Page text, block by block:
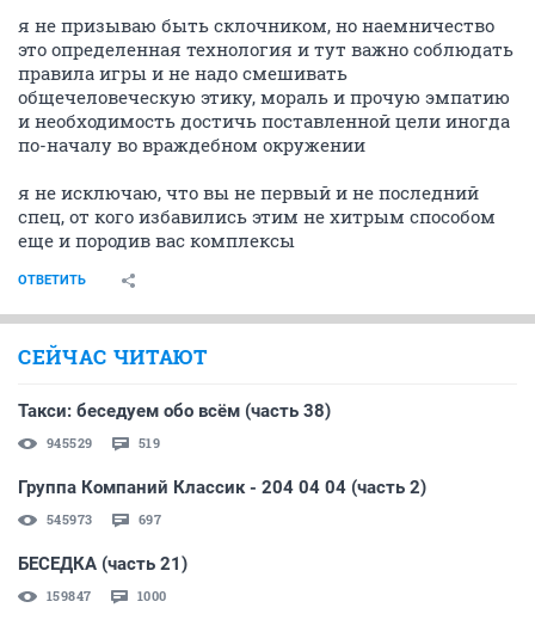
я не призываю быть склочником, но наемничество
это определенная технология и тут важно соблюдать
правила игры и не надо смешивать
общечеловеческую этику, мораль и прочую эмпатию
и необходимость достичь поставленной цели иногда
по-началу во враждебном окружении
я не исключаю, что вы не первый и не последний
спец, от кого избавились этим не хитрым способом
еще и породив вас комплексы
ОТВЕТИТЬ
СЕЙЧАС ЧИТАЮТ
Такси: беседуем обо всём (часть 38)
945529 519
Группа Компаний Классик - 204 04 04 (часть 2)
545973 697
БЕСЕДКА (часть 21)
159847 1000